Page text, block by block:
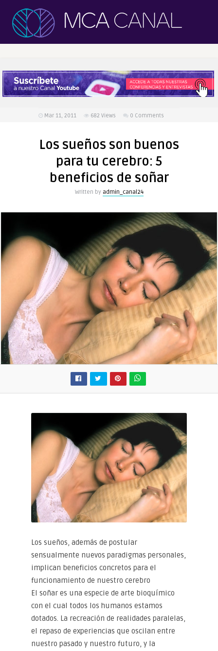
Mar 11, 2011 682 Views 0 Comments
Los sueños son buenos
para tu cerebro: 5
beneficios de soñar
Written by admin_canal24
Los sueños, además de postular
sensualmente nuevos paradigmas personales,
implican beneficios concretos para el
funcionamiento de nuestro cerebro
El soñar es una especie de arte bioquímico
con el cual todos los humanos estamos
dotados. La recreación de realidades paralelas,
el repaso de experiencias que oscilan entre
nuestro pasado y nuestro futuro, y la